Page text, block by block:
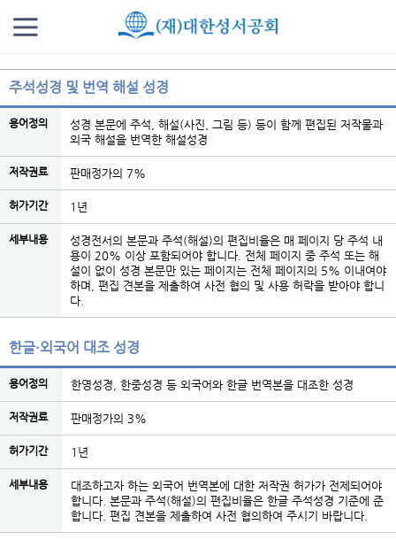
주석성경 및 번역 해설 성경
용어정의
성경 본문에 주석, 해설(사진, 그림 등) 등이 함께 편집된 저작물과
외국 해설을 번역한 해설성경
저작권료 판매정가의 7%
허가기간 1년
세부내용
성경전서의 본문과 주석(해설)의 편집비율은 매 페이지 당 주석 내
용이 20% 이상 포함되어야 합니다. 전체 페이지 중 주석 또는 해
설이 없이 성경 본문만 있는 페이지는 전체 페이지의 5% 이내여야
하며, 편집 견본을 제출하여 사전 협의 및 사용 허락을 받아야 합니
다.
한글·외국어 대조 성경
용어정의 한영성경, 한중성경 등 외국어와 한글 번역본을 대조한 성경
저작권료 판매정가의 3%
허가기간 1년
세부내용
대조하고자 하는 외국어 번역본에 대한 저작권 허가가 전제되어야
합니다. 본문과 주석(해설)의 편집비율은 한글 주석성경 기준에 준
합니다. 편집 견본을 제출하여 사전 협의하여 주시기 바랍니다.